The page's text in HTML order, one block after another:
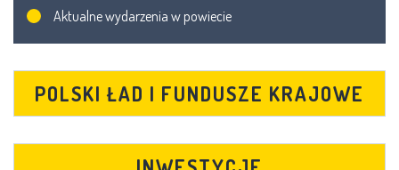
Aktualne wydarzenia w powiecie
POLSKI ŁAD I FUNDUSZE KRAJOWE